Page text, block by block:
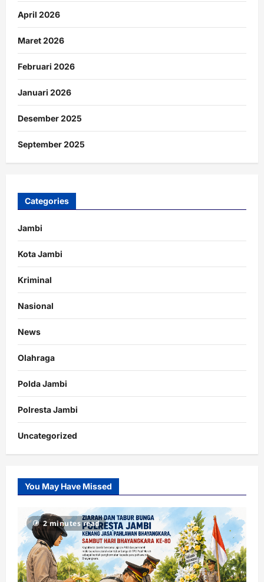
April 2026
Maret 2026
Februari 2026
Januari 2026
Desember 2025
September 2025
Categories
Jambi
Kota Jambi
Kriminal
Nasional
News
Olahraga
Polda Jambi
Polresta Jambi
Uncategorized
You May Have Missed
2 minutes read